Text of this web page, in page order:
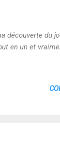
découverte du
en un et